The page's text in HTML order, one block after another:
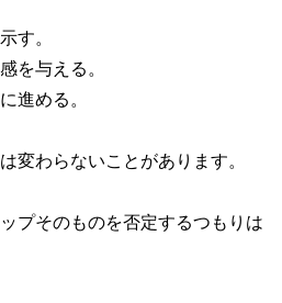
す。
を与える。
進める。
変わらないことがあります。
プそのものを否定するつもりは